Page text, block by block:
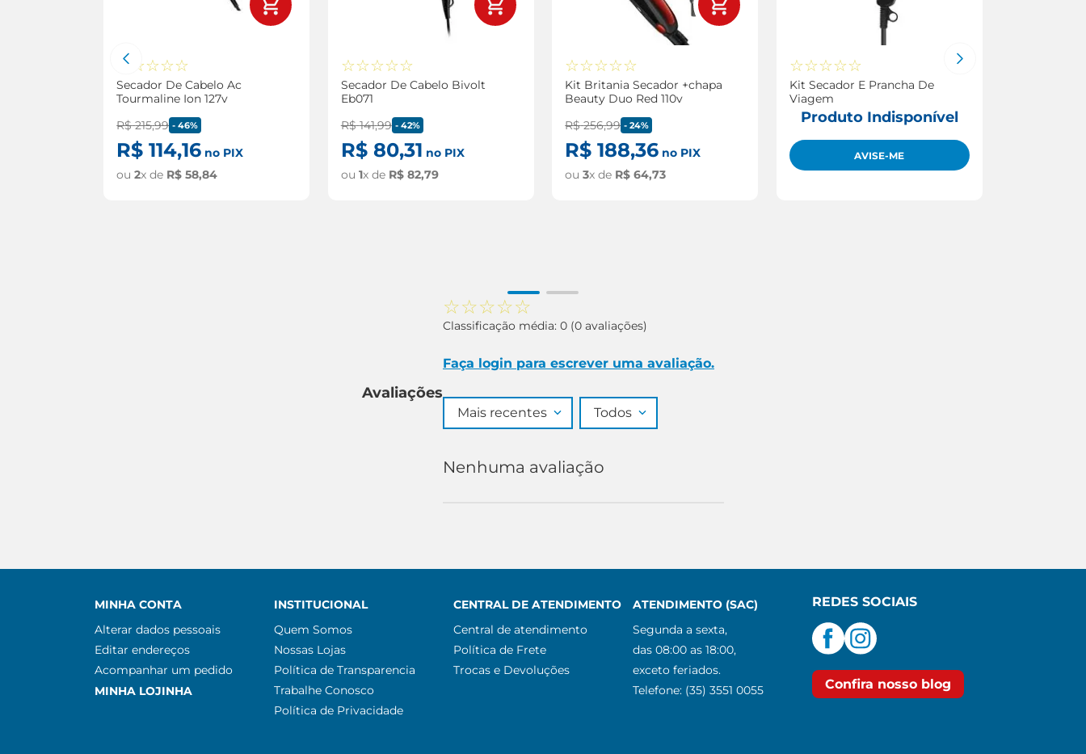
☆ ☆☆☆☆
Secador De Cabelo Ac
Tourmaline Ion 127v
R$ 215,99 -46%
R$ 114,16 no PIX
ou2x de R$ 58,84
☆☆☆☆☆
Secador De Cabelo Bivolt
Eb071
R$ 141,99 - 42%
R$ 80,31 no PIX
ou 1x de R$ 82,79
☆☆☆☆☆
Kit Britania Secador +chapa
Beauty Duo Red 110v
R$ 256,99 -24%
R$ 188,36 no PIX
ou3x de R$ 64,73
☆☆☆☆☆
Kit Secador E Prancha De
Viagem
Produto Indisponível
AVISE-ME
Avaliações
☆☆☆☆☆
Classificação média: 0 (0 avaliações)
Faça login para escrever uma avaliação.
Mais recentes Todos
Nenhuma avaliação
MINHA CONTA
Alterar dados pessoais
Editar endereços
Acompanhar um pedido
MINHA LOJINHA
INSTITUCIONAL
Quem Somos
Nossas Lojas
Política de Transparencia
Trabalhe Conosco
Política de Privacidade
CENTRAL DE ATENDIMENTO
Central de atendimento
Política de Frete
Trocas e Devoluções
ATENDIMENTO (SAC)
Segunda a sexta,
das 08:00 as 18:00,
exceto feriados.
Telefone: (35) 3551 0055
REDES SOCIAIS
Confira nosso blog